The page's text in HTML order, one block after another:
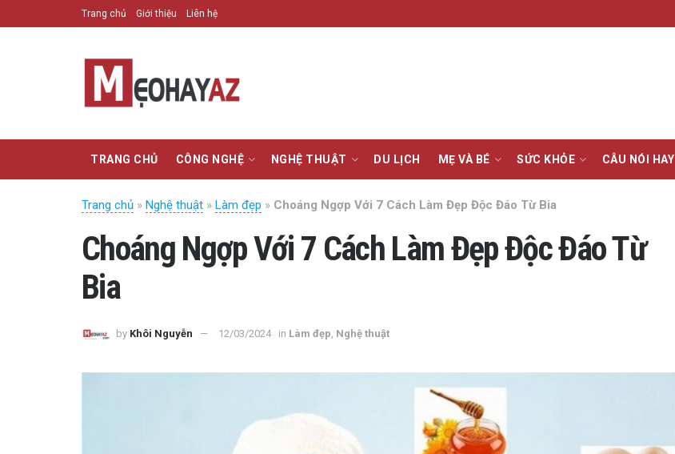
Trang chủ Giới thiệu Liên hệ
TRANG CHỦ CÔNG NGHỆ NGHỆ THUẬT DU LỊCH MẸ VÀ BÉ SỨC KHỎE CÂU NÓI HAY
Trang chủ » Nghệ thuật » Làm đẹp » Choáng Ngợp Với 7 Cách Làm Đẹp Độc Đáo Từ Bia
Choáng Ngợp Với 7 Cách Làm Đẹp Độc Đáo Từ
Bia
by Khôi Nguyễn 12/03/2024 in Làm đẹp Nghệ thuật